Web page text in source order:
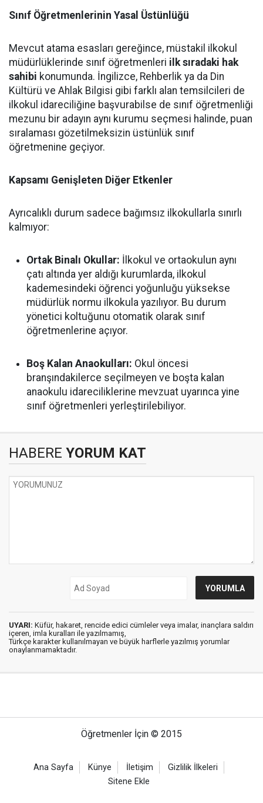
Sınıf Öğretmenlerinin Yasal Üstünlüğü
Mevcut atama esasları gereğince, müstakil ilkokul
müdürlüklerinde sınıf öğretmenleri ilk sıradaki hak
sahibi konumunda. İngilizce, Rehberlik ya da Din
Kültürü ve Ahlak Bilgisi gibi farklı alan temsilcileri de
ilkokul idareciliğine başvurabilse de sınıf öğretmenliği
mezunu bir adayın aynı kurumu seçmesi halinde, puan
sıralaması gözetilmeksizin üstünlük sınıf
öğretmenine geçiyor.
Kapsamı Genişleten Diğer Etkenler
Ayrıcalıklı durum sadece bağımsız ilkokullarla sınırlı
kalmıyor:
Ortak Binalı Okullar: İlkokul ve ortaokulun aynı
çatı altında yer aldığı kurumlarda, ilkokul
kademesindeki öğrenci yoğunluğu yüksekse
müdürlük normu ilkokula yazılıyor. Bu durum
yönetici koltuğunu otomatik olarak sınıf
öğretmenlerine açıyor.
Boş Kalan Anaokulları: Okul öncesi
branşındakilerce seçilmeyen ve boşta kalan
anaokulu idareciliklerine mevzuat uyarınca yine
sınıf öğretmenleri yerleştirilebiliyor.
HABERE YORUM KAT
UYARI: Küfür, hakaret, rencide edici cümleler veya imalar, inançlara saldırı
içeren, imla kuralları ile yazılmamış,
Türkçe karakter kullanılmayan ve büyük harflerle yazılmış yorumlar
onaylanmamaktadır.
Öğretmenler İçin © 2015
Ana Sayfa Künye İletişim
Gizlilik İlkeleri
Sitene Ekle